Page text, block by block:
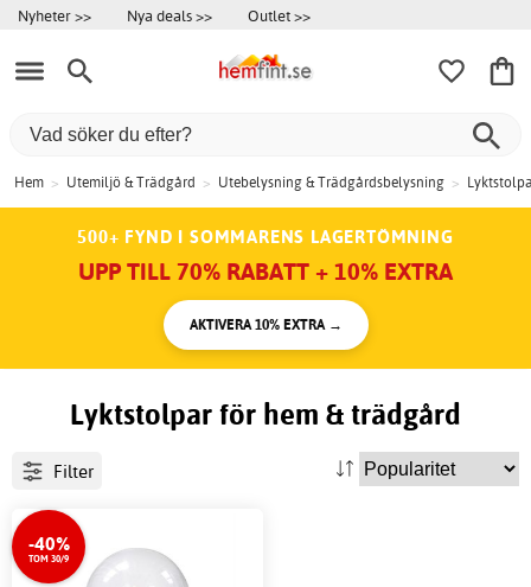
Nyheter >> Nya deals >> Outlet >>
Hem > Utemiljö & Trädgård > Utebelysning & Trädgårdsbelysning >
500+ FYND I SOMMARENS LAGERTÖMNING
UPP TILL 70% RABATT + 10% EXTRA
AKTIVERA 10% EXTRA →
Lyktstolpar för hem & trädgård
Filter
-40%
TOM 30/9